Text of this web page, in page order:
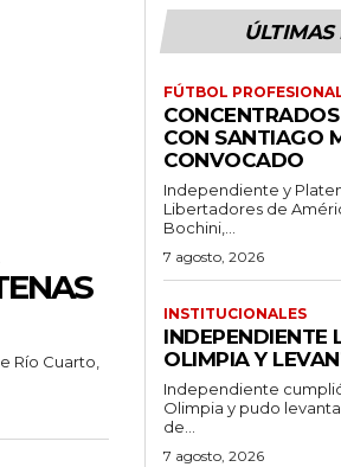
Río Cuarto,
ÚLTIMAS
FÚTBOL
CON SANTIAGO
CONVOCADO
Independiente y
Libertadores de
Bochini,...
7 agosto, 2026
INSTITUCIONALES
INDEPENDIENTE
OLIMPIA Y
Independiente
Olimpia y pudo levantar la
de...
7 agosto, 2026